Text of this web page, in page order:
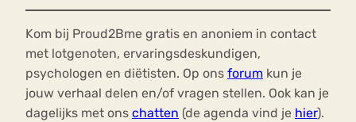
Kom bij Proud2Bme gratis en anoniem in contact
met lotgenoten, ervaringsdeskundigen,
psychologen en diëtisten. Op ons forum kun je
jouw verhaal delen en/of vragen stellen. Ook kan je
dagelijks met ons chatten (de agenda vind je hier).